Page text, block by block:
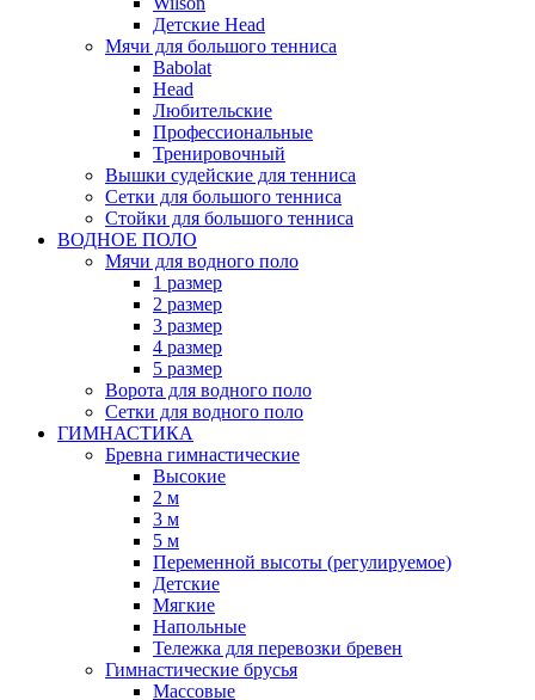
Детские Head
Мячи для большого тенниса
Babolat
Head
Любительские
Профессиональные
Тренировочный
Вышки судейские для тенниса
Сетки для большого тенниса
Стойки для большого тенниса
ВОДНОЕ ПОЛО
Мячи для водного поло
1 размер
2 размер
3 размер
4 размер
5 размер
Ворота для водного поло
Сетки для водного поло
ГИМНАСТИКА
Бревна гимнастические
Высокие
2 м
3 м
5 м
Переменной высоты (регулируемое)
Детские
Мягкие
Напольные
Тележка для перевозки бревен
Гимнастические брусья
Массовые